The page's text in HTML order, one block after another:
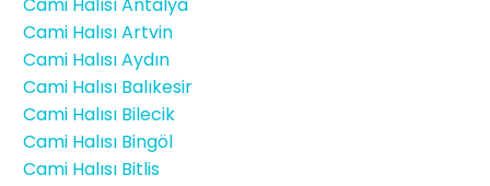
Cami Halısı Artvin
Cami Halısı Aydın
Cami Halısı Balıkesir
Cami Halısı Bilecik
Cami Halısı Bingöl
Cami Halısı Bitlis